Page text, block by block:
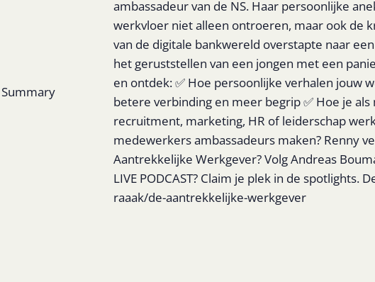
Summary
ambassadeur van de NS. Haar persoonlijke
werkvloer niet alleen ontroeren, maar ook de
van de digitale bankwereld overstapte naar
het geruststellen van een jongen met een
en ontdek: ✅ Hoe persoonlijke verhalen jouw
betere verbinding en meer begrip ✅ Hoe je
recruitment, marketing, HR of leiderschap
medewerkers ambassadeurs maken? Renny
Aantrekkelijke Werkgever? Volg Andreas
LIVE PODCAST? Claim je plek in de
raaak/de-aantrekkelijke-werkgever